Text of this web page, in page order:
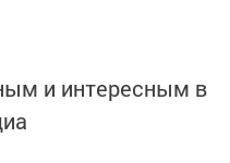
и интересным в